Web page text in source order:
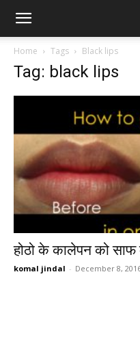
Home Tags Black lips
Tag: black lips
होठो के कालेपन को
komal jindal - December 8,